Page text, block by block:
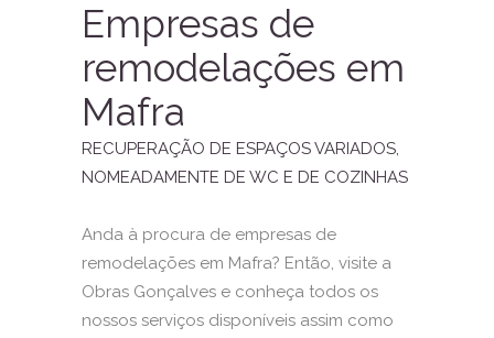
Empresas de
remodelações em
Mafra
RECUPERAÇÃO DE ESPAÇOS VARIADOS,
NOMEADAMENTE DE WC E DE COZINHAS
Anda à procura de empresas de
remodelações em Mafra? Então, visite a
Obras Gonçalves e conheça todos os
nossos serviços disponíveis assim como